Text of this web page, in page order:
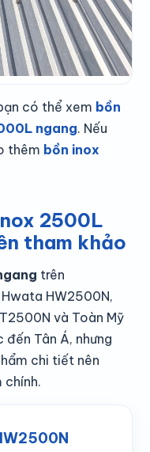
có thể xem bồn
ngang. Nếu
thêm bồn inox
2500L
tham khảo
trên
HW2500N,
và Toàn Mỹ
Tân Á, nhưng
chi tiết nên
chính.